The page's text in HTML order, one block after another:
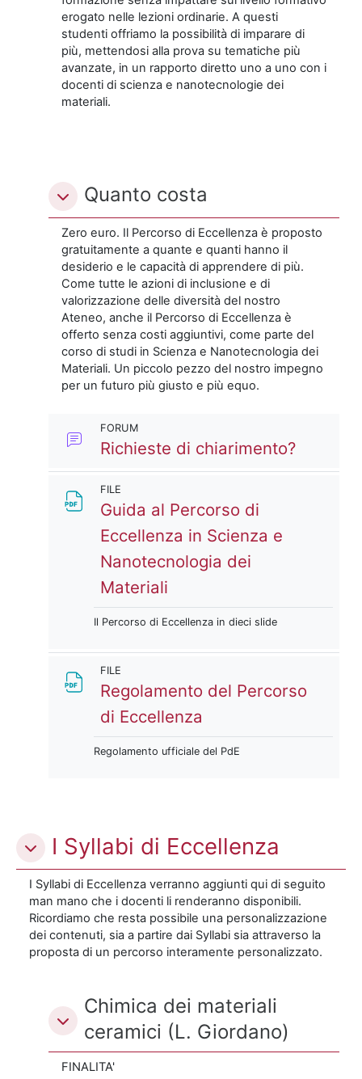
erogato nelle lezioni ordinarie. A questi
studenti offriamo la possibilità di imparare di
più, mettendosi alla prova su tematiche più
avanzate, in un rapporto diretto uno a uno con i
docenti di scienza e nanotecnologie dei
materiali.
Quanto costa
Zero euro. Il Percorso di Eccellenza è proposto
gratuitamente a quante e quanti hanno il
desiderio e le capacità di apprendere di più.
Come tutte le azioni di inclusione e di
valorizzazione delle diversità del nostro
Ateneo, anche il Percorso di Eccellenza è
offerto senza costi aggiuntivi, come parte del
corso di studi in Scienza e Nanotecnologia dei
Materiali. Un piccolo pezzo del nostro impegno
per un futuro più giusto e più equo.
FORUM
Richieste di chiarimento?Forum
FILE
Guida al Percorso di
Eccellenza in Scienza e
Nanotecnologia dei
Materiali
Il Percorso di Eccellenza in dieci slide
FILE
Regolamento del Percorso
di Eccellenza
Regolamento ufficiale del PdE
I Syllabi di Eccellenza
I Syllabi di Eccellenza verranno aggiunti qui di seguito
man mano che i docenti li renderanno disponibili.
Ricordiamo che resta possibile una personalizzazione
dei contenuti, sia a partire dai Syllabi sia attraverso la
proposta di un percorso interamente personalizzato.
Chimica dei materiali
ceramici (L. Giordano)
FINALITA'